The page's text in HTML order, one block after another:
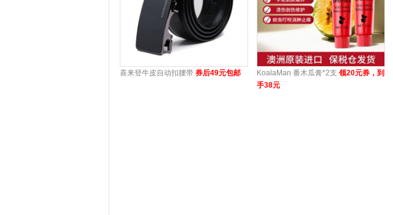
喜来登牛皮自动扣腰带 券后49元包邮 KoalaMan 番木瓜膏*2支 领20元券，到
手38元